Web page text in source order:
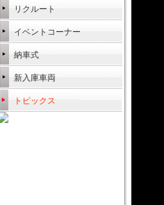
リクルート
イベントコーナー
納車式
新入庫車両
トピックス